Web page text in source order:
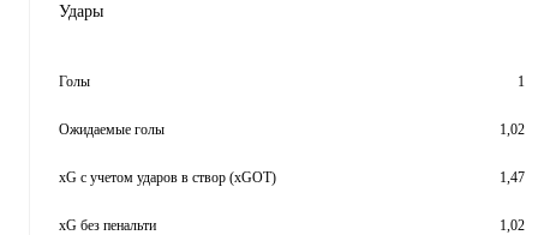
Удары
Голы 1
Ожидаемые голы 1,02
xG с учетом ударов в створ (xGOT) 1,47
xG без пенальти 1,02